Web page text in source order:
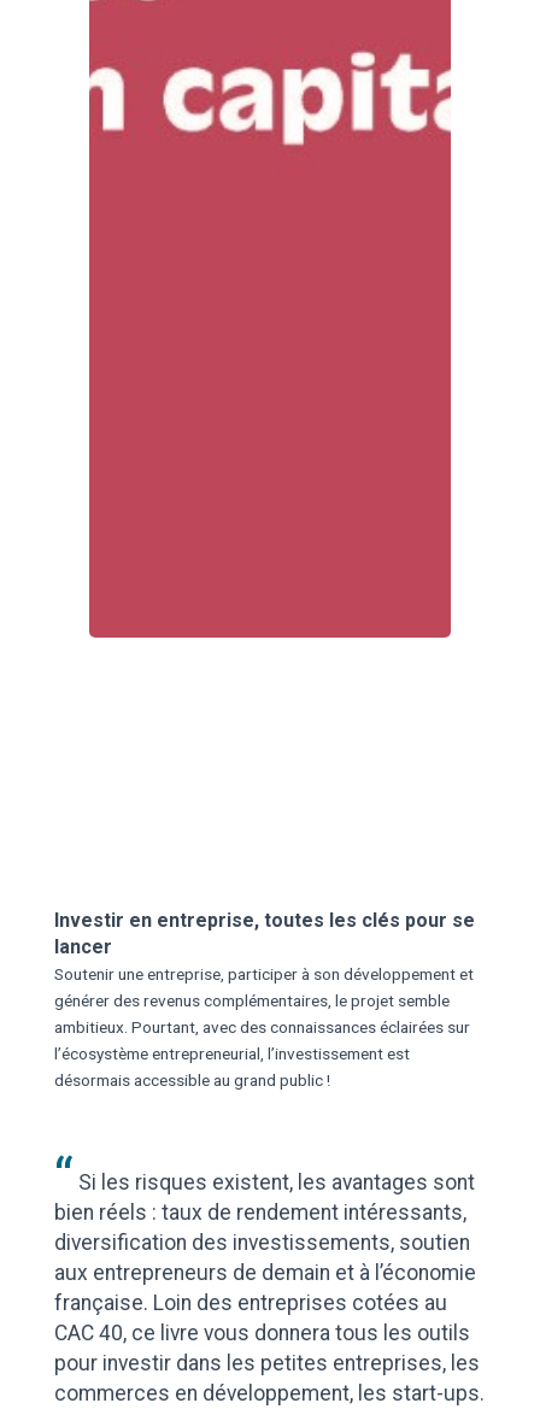
Investir en entreprise, toutes les clés pour se
lancer
Soutenir une entreprise, participer à son développement et
générer des revenus complémentaires, le projet semble
ambitieux. Pourtant, avec des connaissances éclairées sur
l’écosystème entrepreneurial, l’investissement est
désormais accessible au grand public !
Si les risques existent, les avantages sont
bien réels : taux de rendement intéressants,
diversification des investissements, soutien
aux entrepreneurs de demain et à l’économie
française. Loin des entreprises cotées au
CAC 40, ce livre vous donnera tous les outils
pour investir dans les petites entreprises, les
commerces en développement, les start-ups.